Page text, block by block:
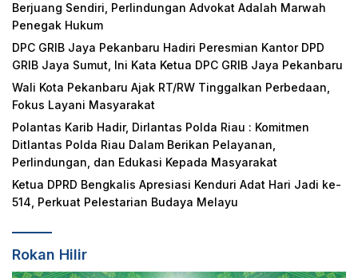
Berjuang Sendiri, Perlindungan Advokat Adalah Marwah
Penegak Hukum
DPC GRIB Jaya Pekanbaru Hadiri Peresmian Kantor DPD
GRIB Jaya Sumut, Ini Kata Ketua DPC GRIB Jaya Pekanbaru
Wali Kota Pekanbaru Ajak RT/RW Tinggalkan Perbedaan,
Fokus Layani Masyarakat
Polantas Karib Hadir, Dirlantas Polda Riau : Komitmen
Ditlantas Polda Riau Dalam Berikan Pelayanan,
Perlindungan, dan Edukasi Kepada Masyarakat
Ketua DPRD Bengkalis Apresiasi Kenduri Adat Hari Jadi ke-
514, Perkuat Pelestarian Budaya Melayu
Rokan Hilir